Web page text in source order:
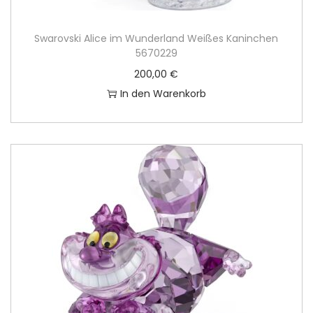
Swarovski Alice im Wunderland Weißes Kaninchen
5670229
200,00€
In den Warenkorb